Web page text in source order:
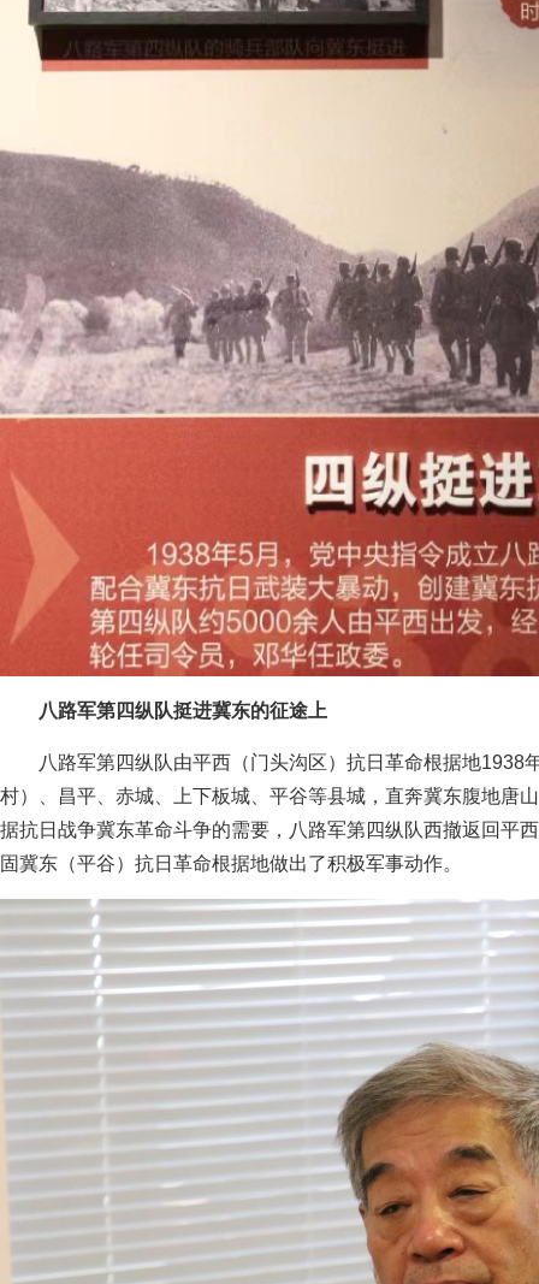
八路军第四纵队挺进冀东的征途上
八路军第四纵队由平西（门头沟区）抗日革命根据地
村）、昌平、赤城、上下板城、平谷等县城，直奔冀东腹地唐
据抗日战争冀东革命斗争的需要，八路军第四纵队西撤返回平
固冀东（平谷）抗日革命根据地做出了积极军事动作。